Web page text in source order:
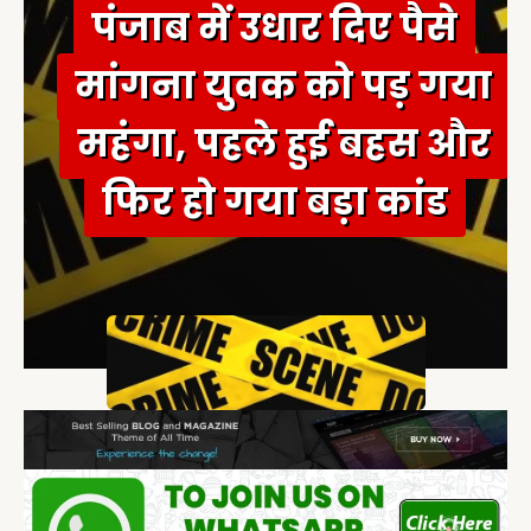
पंजाब में उधार दिए पैसे
मांगना युवक को पड़ गया
महंगा, पहले हुई बहस और
फिर हो गया बड़ा कांड